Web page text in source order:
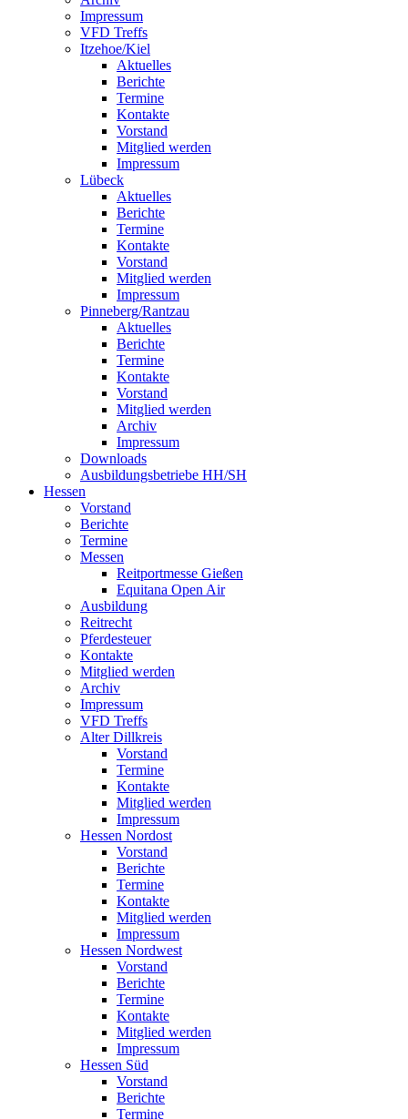
Impressum
VFD Treffs
Itzehoe/Kiel
Aktuelles
Berichte
Termine
Kontakte
Vorstand
Mitglied werden
Impressum
Lübeck
Aktuelles
Berichte
Termine
Kontakte
Vorstand
Mitglied werden
Impressum
Pinneberg/Rantzau
Aktuelles
Berichte
Termine
Kontakte
Vorstand
Mitglied werden
Archiv
Impressum
Downloads
Ausbildungsbetriebe HH/SH
Hessen
Vorstand
Berichte
Termine
Messen
Reitportmesse Gießen
Equitana Open Air
Ausbildung
Reitrecht
Pferdesteuer
Kontakte
Mitglied werden
Archiv
Impressum
VFD Treffs
Alter Dillkreis
Vorstand
Termine
Kontakte
Mitglied werden
Impressum
Hessen Nordost
Vorstand
Berichte
Termine
Kontakte
Mitglied werden
Impressum
Hessen Nordwest
Vorstand
Berichte
Termine
Kontakte
Mitglied werden
Impressum
Hessen Süd
Vorstand
Berichte
Termine